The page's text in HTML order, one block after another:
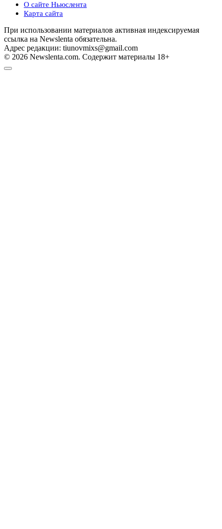
О сайте Ньюслента
Карта сайта
При использовании материалов активная индексируемая
ссылка на Newslenta обязательна.
Адрес редакции: tiunovmixs@gmail.com
© 2026 Newslenta.com. Содержит материалы 18+